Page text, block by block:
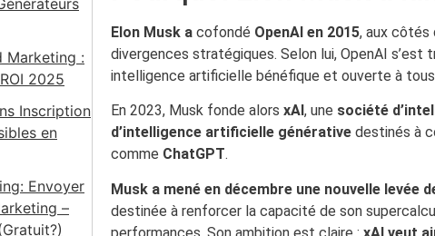
Marketing :
2025
Inscription
en
Envoyer
–
Elon Musk a cofondé OpenAI en 2015, aux côtés
divergences stratégiques. Selon lui, OpenAI
intelligence artificielle bénéfique et ouverte à
En 2023, Musk fonde alorsxAI, une société
d’intelligence artificielle générative destinés à
comme ChatGPT.
Musk a mené en décembre une nouvelle levée
destinée à renforcer la capacité de son
performances. Son ambition est claire :xAI veut